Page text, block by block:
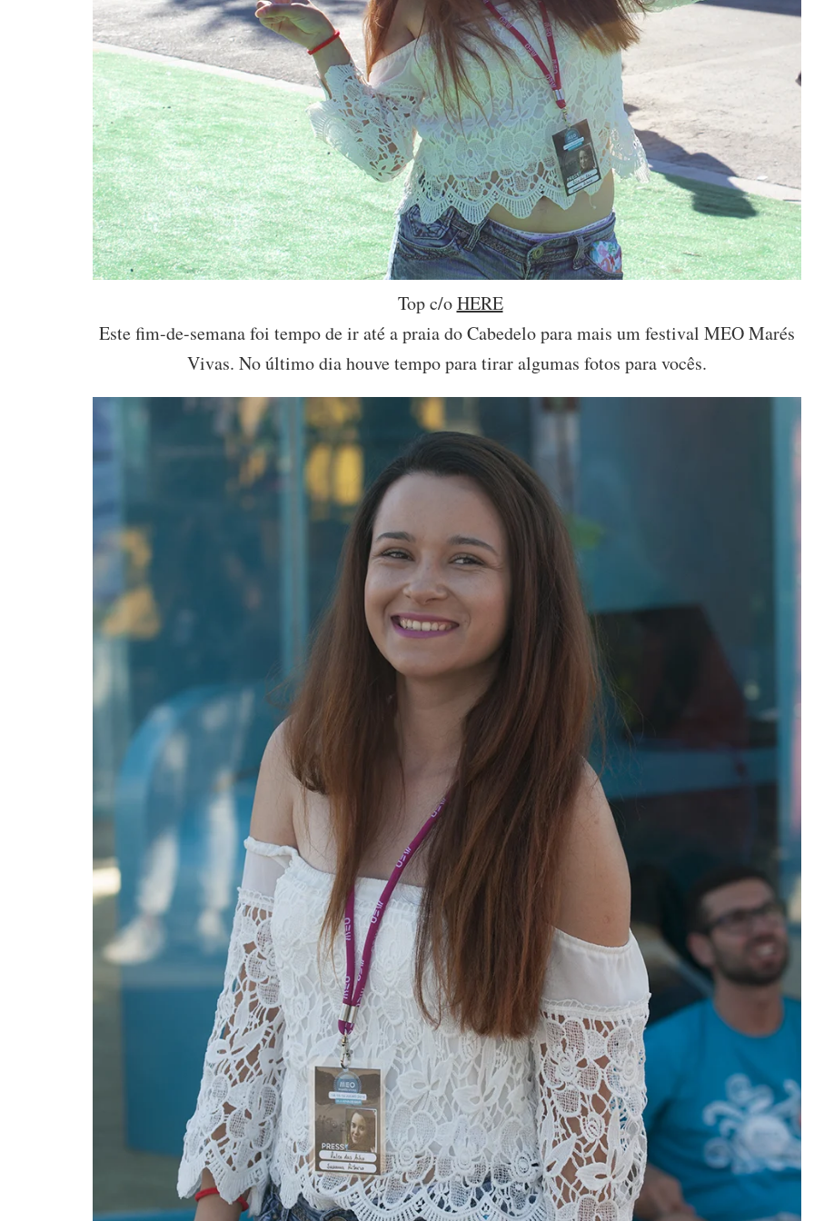
Top c/oHERE
Este fim-de-semana foi tempo de ir até a praia do Cabedelo para mais um festival MEO Marés
Vivas. No último dia houve tempo para tirar algumas fotos para vocês.